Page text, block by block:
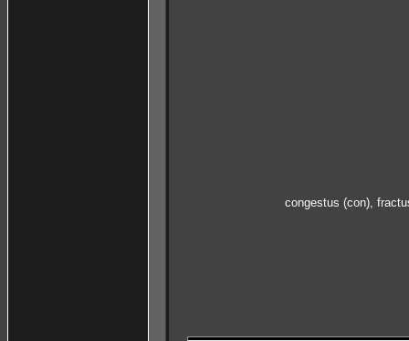
congestus (con),